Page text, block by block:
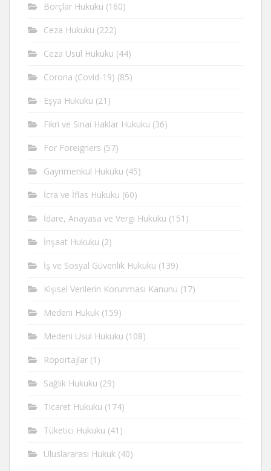
Borçlar Hukuku (160)
Ceza Hukuku (222)
Ceza Usul Hukuku (44)
Corona (Covid-19) (85)
Eşya Hukuku (21)
Fikri ve Sinai Haklar Hukuku (36)
For Foreigners (57)
Gayrimenkul Hukuku (45)
İcra ve İflas Hukuku (60)
İdare, Anayasa ve Vergi Hukuku (151)
İnşaat Hukuku (2)
İş ve Sosyal Güvenlik Hukuku (139)
Kişisel Verilerin Korunması Kanunu (17)
Medeni Hukuk (159)
Medeni Usul Hukuku (108)
Röportajlar (1)
Sağlık Hukuku (29)
Ticaret Hukuku (174)
Tüketici Hukuku (41)
Uluslararası Hukuk (40)